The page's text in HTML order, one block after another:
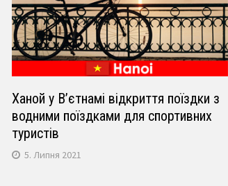
Ханой у В’єтнамі відкриття поїздки з
водними поїздками для спортивних
туристів
5. Липня 2021